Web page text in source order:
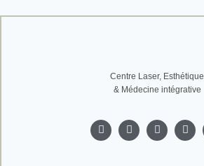
Centre Laser, Esthétique
& Médecine intégrative